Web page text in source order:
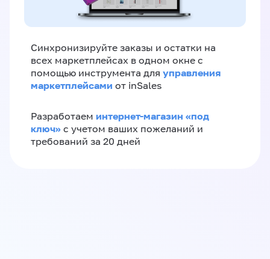
Синхронизируйте заказы и остатки на
всех маркетплейсах в одном окне с
помощью инструмента для управления
маркетплейсами от inSales
Разработаем интернет-магазин «‎под
ключ»‎ с учетом ваших пожеланий и
требований за 20 дней